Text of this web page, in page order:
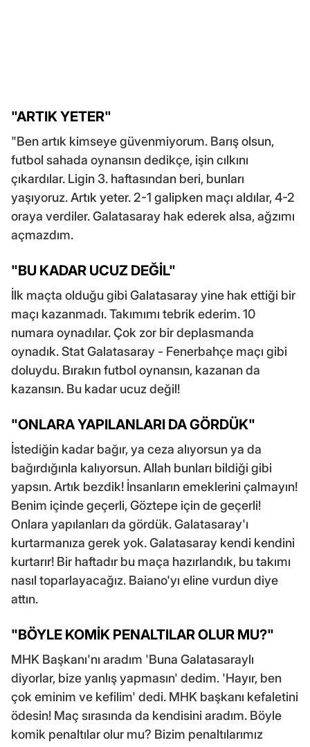
"ARTIK YETER"
"Ben artık kimseye güvenmiyorum. Barış olsun,
futbol sahada oynansın dedikçe, işin cılkını
çıkardılar. Ligin 3. haftasından beri, bunları
yaşıyoruz. Artık yeter. 2-1 galipken maçı aldılar, 4-2
oraya verdiler. Galatasaray hak ederek alsa, ağzımı
açmazdım.
"BU KADAR UCUZ DEĞİL"
İlk maçta olduğu gibi Galatasaray yine hak ettiği bir
maçı kazanmadı. Takımımı tebrik ederim. 10
numara oynadılar. Çok zor bir deplasmanda
oynadık. Stat Galatasaray - Fenerbahçe maçı gibi
doluydu. Bırakın futbol oynansın, kazanan da
kazansın. Bu kadar ucuz değil!
"ONLARA YAPILANLARI DA GÖRDÜK"
İstediğin kadar bağır, ya ceza alıyorsun ya da
bağırdığınla kalıyorsun. Allah bunları bildiği gibi
yapsın. Artık bezdik! İnsanların emeklerini çalmayın!
Benim içinde geçerli, Göztepe için de geçerli!
Onlara yapılanları da gördük. Galatasaray'ı
kurtarmanıza gerek yok. Galatasaray kendi kendini
kurtarır! Bir haftadır bu maça hazırlandık, bu takımı
nasıl toparlayacağız. Baiano'yı eline vurdun diye
attın.
"BÖYLE KOMİK PENALTILAR OLUR MU?"
MHK Başkanı'nı aradım 'Buna Galatasaraylı
diyorlar, bize yanlış yapmasın' dedim. 'Hayır, ben
çok eminim ve kefilim' dedi. MHK başkanı kefaletini
ödesin! Maç sırasında da kendisini aradım. Böyle
komik penaltılar olur mu? Bizim penaltılarımız